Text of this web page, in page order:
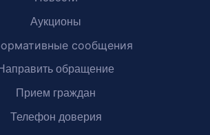
Аукционы
сообщения
обращение
Прием граждан
Телефон доверия